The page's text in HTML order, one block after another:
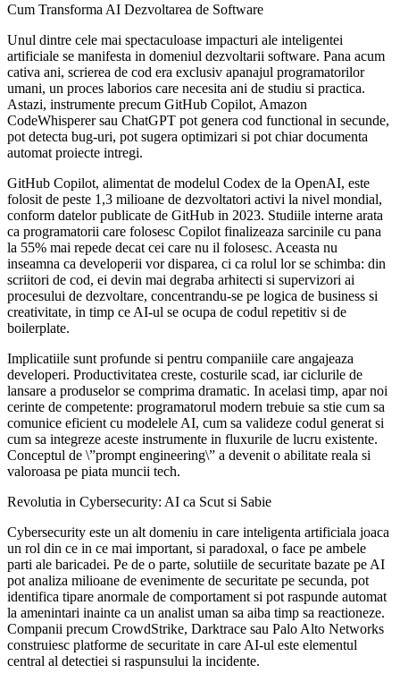
Cum Transforma AI Dezvoltarea de Software
Unul dintre cele mai spectaculoase impacturi ale inteligentei
artificiale se manifesta in domeniul dezvoltarii software. Pana acum
cativa ani, scrierea de cod era exclusiv apanajul programatorilor
umani, un proces laborios care necesita ani de studiu si practica.
Astazi, instrumente precum GitHub Copilot, Amazon
CodeWhisperer sau ChatGPT pot genera cod functional in secunde,
pot detecta bug-uri, pot sugera optimizari si pot chiar documenta
automat proiecte intregi.
GitHub Copilot, alimentat de modelul Codex de la OpenAI, este
folosit de peste 1,3 milioane de dezvoltatori activi la nivel mondial,
conform datelor publicate de GitHub in 2023. Studiile interne arata
ca programatorii care folosesc Copilot finalizeaza sarcinile cu pana
la 55% mai repede decat cei care nu il folosesc. Aceasta nu
inseamna ca developerii vor disparea, ci ca rolul lor se schimba: din
scriitori de cod, ei devin mai degraba arhitecti si supervizori ai
procesului de dezvoltare, concentrandu-se pe logica de business si
creativitate, in timp ce AI-ul se ocupa de codul repetitiv si de
boilerplate.
Implicatiile sunt profunde si pentru companiile care angajeaza
developeri. Productivitatea creste, costurile scad, iar ciclurile de
lansare a produselor se comprima dramatic. In acelasi timp, apar noi
cerinte de competente: programatorul modern trebuie sa stie cum sa
comunice eficient cu modelele AI, cum sa valideze codul generat si
cum sa integreze aceste instrumente in fluxurile de lucru existente.
Conceptul de \”prompt engineering\” a devenit o abilitate reala si
valoroasa pe piata muncii tech.
Revolutia in Cybersecurity: AI ca Scut si Sabie
Cybersecurity este un alt domeniu in care inteligenta artificiala joaca
un rol din ce in ce mai important, si paradoxal, o face pe ambele
parti ale baricadei. Pe de o parte, solutiile de securitate bazate pe AI
pot analiza milioane de evenimente de securitate pe secunda, pot
identifica tipare anormale de comportament si pot raspunde automat
la amenintari inainte ca un analist uman sa aiba timp sa reactioneze.
Companii precum CrowdStrike, Darktrace sau Palo Alto Networks
construiesc platforme de securitate in care AI-ul este elementul
central al detectiei si raspunsului la incidente.